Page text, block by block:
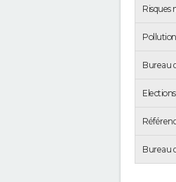
Risques
Pollution
Bureau
Elections
Bureau